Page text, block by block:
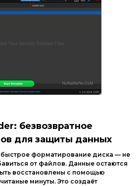
безвозвратное
для защиты данных
быстрое форматирование диска — не
от файлов. Данные остаются
восстановлены с помощью
минуты. Это создаёт
Обработка текста
Игры